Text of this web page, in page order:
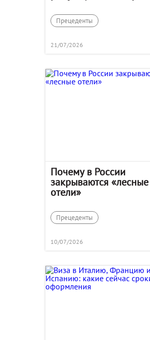
Прецеденты
21/07/2026
Почему в России
закрываются «лесные
отели»
Прецеденты
10/07/2026